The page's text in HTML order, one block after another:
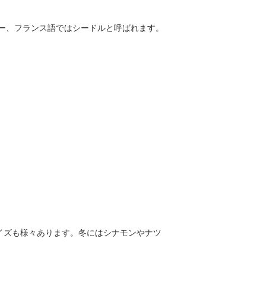
フランス語ではシードルと呼ばれます。
も様々あります。冬にはシナモンやナツ